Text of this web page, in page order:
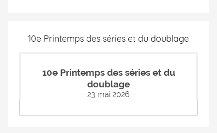
10e Printemps des séries et du doublage
10e Printemps des séries et du
doublage
23 mai 2026